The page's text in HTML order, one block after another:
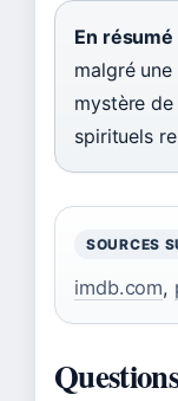
En résumé
malgré
mystère
spirituels
SOURCES
imdb.com,